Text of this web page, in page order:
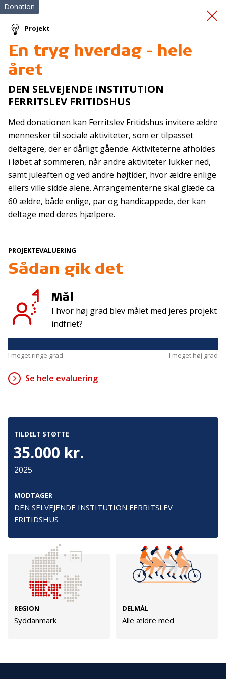
Trygge børn på
skadestuen
Donation
Projekt
En tryg hverdag - hele
året
DEN SELVEJENDE INSTITUTION
FERRITSLEV FRITIDSHUS
Med donationen kan Ferritslev Fritidshus invitere ældre
mennesker til sociale aktiviteter, som er tilpasset
deltagere, der er dårligt gående. Aktiviteterne afholdes
i løbet af sommeren, når andre aktiviteter lukker ned,
samt juleaften og ved andre højtider, hvor ældre enlige
ellers ville sidde alene. Arrangementerne skal glæde ca.
60 ældre, både enlige, par og handicappede, der kan
deltage med deres hjælpere.
PROJEKTEVALUERING
Sådan gik det
Mål
I hvor høj grad blev målet med jeres projekt
indfriet?
I meget ringe grad I meget høj grad
Se hele evaluering
TILDELT STØTTE
35.000 kr.
2025
MODTAGER
DEN SELVEJENDE INSTITUTION FERRITSLEV
FRITIDSHUS
REGION
Syddanmark
DELMÅL
Alle ældre med
Tilmeld nyhedsbrev
De seneste nyheder om TrygFondens og TryghedsGruppens
aktiviteter direkte i din indbakke.
Kontakt
TrygFonden
T:45 26 08 00
info@trygfonden.dk
T:45 26 08 26
Denmark
Cookies
Persondata
TryghedsGruppen
Facebook LinkedIn
TrygFonden